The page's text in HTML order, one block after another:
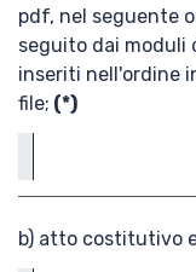
pdf, nel seguente
seguito dai moduli
inseriti nell'ordine
file; (*)
b) atto costitutivo